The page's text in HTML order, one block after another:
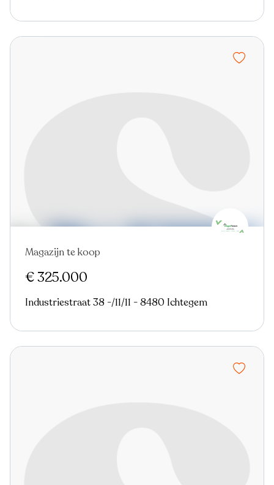
Magazijn te koop
€ 325.000
Industriestraat 38 -/11/11 - 8480 Ichtegem